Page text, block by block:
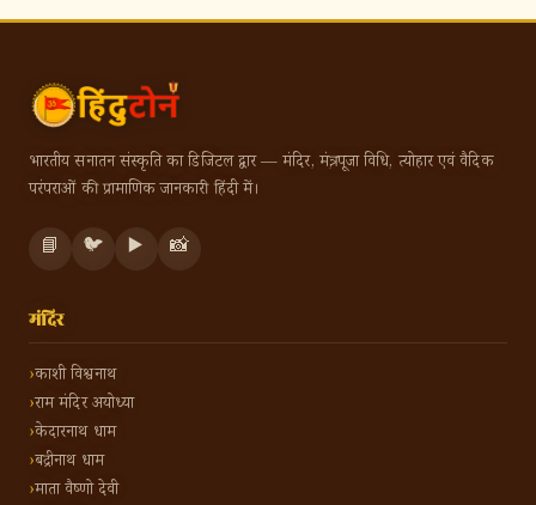
भारतीय सनातन संस्कृति का डिजिटल द्वार — मंदिर, मंत्र, पूजा विधि, त्योहार एवं वैदिक
परंपराओं की प्रामाणिक जानकारी हिंदी में।
📘 🐦 ▶️ 📸
मंदिर
काशी विश्वनाथ
राम मंदिर अयोध्या
केदारनाथ धाम
बद्रीनाथ धाम
माता वैष्णो देवी